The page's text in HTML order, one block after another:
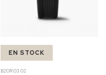
EN STOCK
B20R.03.02